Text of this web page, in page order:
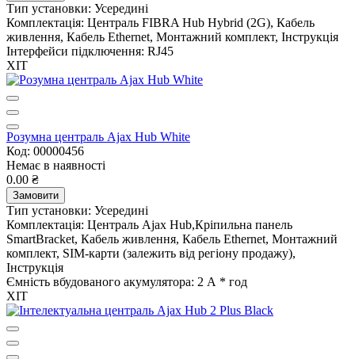
Тип установки: Усередині
Комплектація: Централь FIBRA Hub Hybrid (2G), Кабель
живлення, Кабель Ethernet, Монтажний комплект, Інструкція
Інтерфейси підключення: RJ45
ХІТ
Розумна централь Ajax Hub White
Код: 00000456
Немає в наявності
0.00 ₴
Замовити
Тип установки: Усередині
Комплектація: Централь Ajax Hub,Кріпильна панель
SmartBracket, Кабель живлення, Кабель Ethernet, Монтажний
комплект, SIM-карти (залежить від регіону продажу),
Інструкція
Ємність вбудованого акумулятора: 2 А * год
ХІТ